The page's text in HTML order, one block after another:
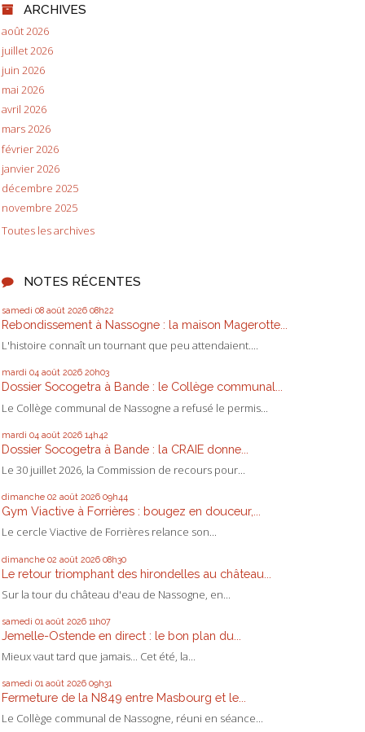
ARCHIVES
août 2026
juillet 2026
juin 2026
mai 2026
avril 2026
mars 2026
février 2026
janvier 2026
décembre 2025
novembre 2025
Toutes les archives
NOTES RÉCENTES
samedi 08 août 2026 08h22
Rebondissement à Nassogne : la maison Magerotte...
L'histoire connaît un tournant que peu attendaient....
mardi 04 août 2026 20h03
Dossier Socogetra à Bande : le Collège communal...
Le Collège communal de Nassogne a refusé le permis...
mardi 04 août 2026 14h42
Dossier Socogetra à Bande : la CRAIE donne...
Le 30 juillet 2026, la Commission de recours pour...
dimanche 02 août 2026 09h44
Gym Viactive à Forrières : bougez en douceur,...
Le cercle Viactive de Forrières relance son...
dimanche 02 août 2026 08h30
Le retour triomphant des hirondelles au château...
Sur la tour du château d'eau de Nassogne, en...
samedi 01 août 2026 11h07
Jemelle-Ostende en direct : le bon plan du...
Mieux vaut tard que jamais... Cet été, la...
samedi 01 août 2026 09h31
Fermeture de la N849 entre Masbourg et le...
Le Collège communal de Nassogne, réuni en séance...